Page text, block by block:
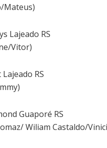
Mateus)
Lajeado RS
Vitor)
RS
Guaporé RS
Wiliam Castaldo/